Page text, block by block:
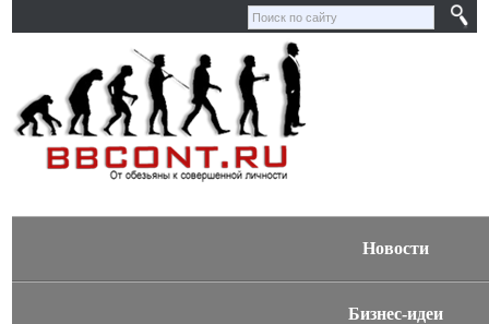
Новости
Бизнес-идеи